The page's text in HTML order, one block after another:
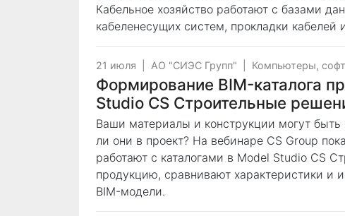
Кабельное хозяйство работают с базами
кабеленесущих систем, прокладки
21 июля АО "СИЭС Групп" Компьютеры, софт
Формирование ВIM-каталога
Studio CS Строительные
Ваши материалы и конструкции могут
ли они в проект? На вебинаре CS Group
работают с каталогами в Model Studio CS
продукцию, сравнивают характеристики и
BIM-модели.